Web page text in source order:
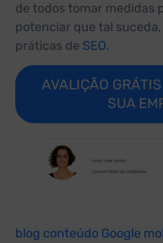
de todos tomar medidas
potenciar que tal
práticas de SEO.
AVALIÇÃO
SUA
blog conteúdo Google